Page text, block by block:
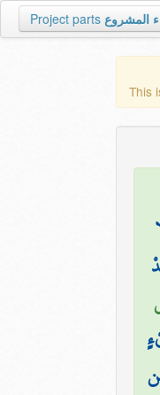
Project parts المشروع
This